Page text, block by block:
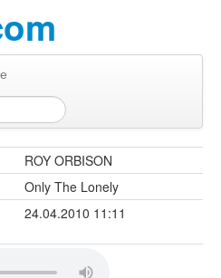
ROY ORBISON
Only The Lonely
24.04.2010 11:11